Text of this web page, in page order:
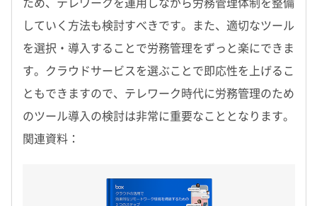
していく方法も検討すべきです。また、適切なツール
を選択・導入することで労務管理をずっと楽にできま
す。クラウドサービスを選ぶことで即応性を上げるこ
ともできますので、テレワーク時代に労務管理のため
のツール導入の検討は非常に重要なこととなります。
関連資料：